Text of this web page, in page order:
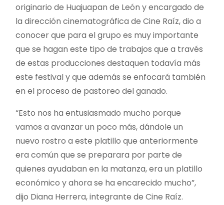
originario de Huajuapan de León y encargado de
la dirección cinematográfica de Cine Raíz, dio a
conocer que para el grupo es muy importante
que se hagan este tipo de trabajos que a través
de estas producciones destaquen todavía más
este festival y que además se enfocará también
en el proceso de pastoreo del ganado.
“Esto nos ha entusiasmado mucho porque
vamos a avanzar un poco más, dándole un
nuevo rostro a este platillo que anteriormente
era común que se preparara por parte de
quienes ayudaban en la matanza, era un platillo
económico y ahora se ha encarecido mucho”,
dijo Diana Herrera, integrante de Cine Raíz.